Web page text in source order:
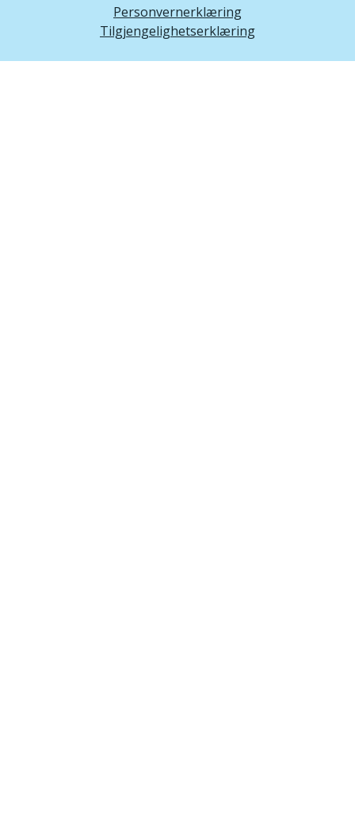
Personvernerklæring
Tilgjengelighetserklæring